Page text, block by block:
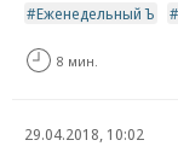
Еженедельный Ъ
8 мин.
29.04.2018, 10:02